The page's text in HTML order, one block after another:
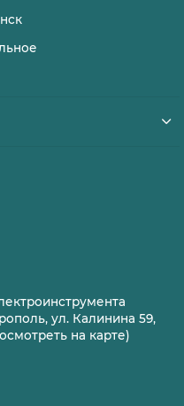
ул. Калинина 59,
на карте)